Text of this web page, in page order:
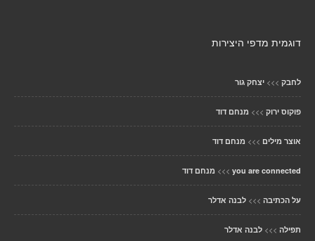
דוגמית מדפי היצירות
לחבק >>> יצחק גור
פוקוס ירוק >>> מנחם דוד
אוצר מילים >>> מנחם דוד
you are connected
>>> מנחם דוד
על הכתיבה >>> לבנה אדלר
תפילה >>> לבנה אדלר